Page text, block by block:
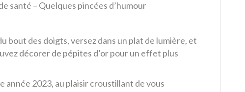
santé – Quelques pincées d’humour
bout des doigts, versez dans un plat de lumière, et
décorer de pépites d’or pour un effet plus
année 2023, au plaisir croustillant de vous